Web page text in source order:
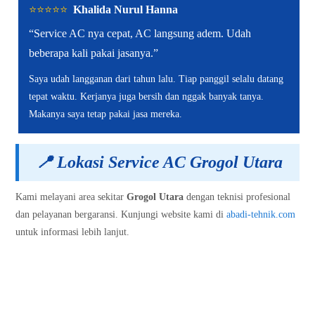
⭐️⭐️⭐️⭐️⭐️ Khalida Nurul Hanna
“Service AC nya cepat, AC langsung adem. Udah
beberapa kali pakai jasanya.”
Saya udah langganan dari tahun lalu. Tiap panggil selalu datang
tepat waktu. Kerjanya juga bersih dan nggak banyak tanya.
Makanya saya tetap pakai jasa mereka.
📍 Lokasi Service AC Grogol Utara
Kami melayani area sekitarGrogol Utaradengan teknisi profesional
dan pelayanan bergaransi. Kunjungi website kami diabadi-tehnik.com
untuk informasi lebih lanjut.